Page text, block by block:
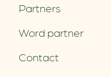
Partners
Word partner
Contact